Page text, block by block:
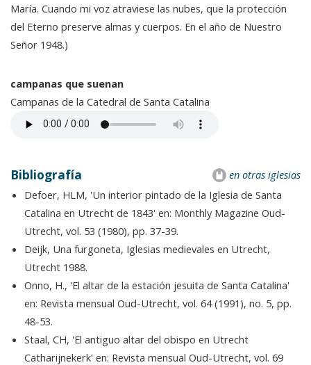
María. Cuando mi voz atraviese las nubes, que la protección
del Eterno preserve almas y cuerpos. En el año de Nuestro
Señor 1948.)
campanas que suenan
Campanas de la Catedral de Santa Catalina
en otras iglesias
Bibliografía
Defoer, HLM, 'Un interior pintado de la Iglesia de Santa
Catalina en Utrecht de 1843' en: Monthly Magazine Oud-
Utrecht, vol. 53 (1980), pp. 37-39.
Deijk, Una furgoneta, Iglesias medievales en Utrecht,
Utrecht 1988.
Onno, H., 'El altar de la estación jesuita de Santa Catalina'
en: Revista mensual Oud-Utrecht, vol. 64 (1991), no. 5, pp.
48-53.
Staal, CH, 'El antiguo altar del obispo en Utrecht
Catharijnekerk' en: Revista mensual Oud-Utrecht, vol. 69